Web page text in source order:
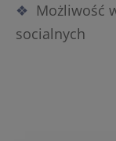
Możliwość
socialnych